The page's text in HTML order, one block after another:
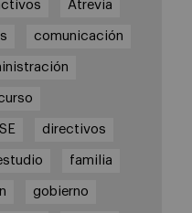
Atrevia
comunicación
directivos
familia
gobierno